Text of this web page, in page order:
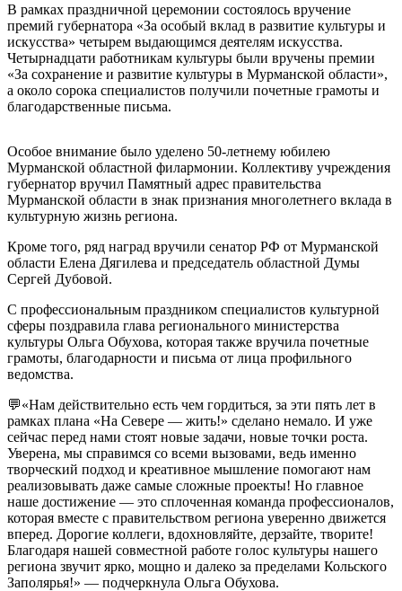
В рамках праздничной церемонии состоялось вручение
премий губернатора «За особый вклад в развитие культуры и
искусства» четырем выдающимся деятелям искусства.
Четырнадцати работникам культуры были вручены премии
«За сохранение и развитие культуры в Мурманской области»,
а около сорока специалистов получили почетные грамоты и
благодарственные письма.
Особое внимание было уделено 50-летнему юбилею
Мурманской областной филармонии. Коллективу учреждения
губернатор вручил Памятный адрес правительства
Мурманской области в знак признания многолетнего вклада в
культурную жизнь региона.
Кроме того, ряд наград вручили сенатор РФ от Мурманской
области Елена Дягилева и председатель областной Думы
Сергей Дубовой.
С профессиональным праздником специалистов культурной
сферы поздравила глава регионального министерства
культуры Ольга Обухова, которая также вручила почетные
грамоты, благодарности и письма от лица профильного
ведомства.
💬«Нам действительно есть чем гордиться, за эти пять лет в
рамках плана «На Севере — жить!» сделано немало. И уже
сейчас перед нами стоят новые задачи, новые точки роста.
Уверена, мы справимся со всеми вызовами, ведь именно
творческий подход и креативное мышление помогают нам
реализовывать даже самые сложные проекты! Но главное
наше достижение — это сплоченная команда профессионалов,
которая вместе с правительством региона уверенно движется
вперед. Дорогие коллеги, вдохновляйте, дерзайте, творите!
Благодаря нашей совместной работе голос культуры нашего
региона звучит ярко, мощно и далеко за пределами Кольского
Заполярья!» — подчеркнула Ольга Обухова.